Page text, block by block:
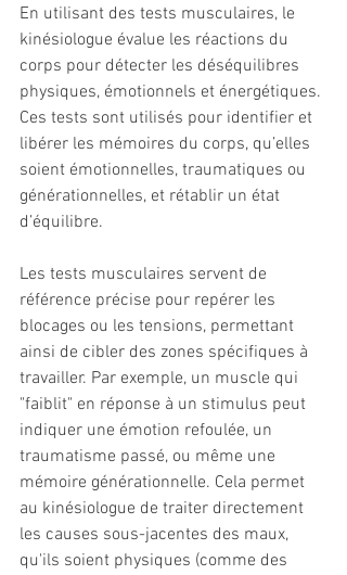
En utilisant des tests musculaires, le
kinésiologue évalue les réactions du
corps pour détecter les déséquilibres
physiques, émotionnels et énergétiques.
Ces tests sont utilisés pour identifier et
libérer les mémoires du corps, qu’elles
soient émotionnelles, traumatiques ou
générationnelles, et rétablir un état
d’équilibre.
Les tests musculaires servent de
référence précise pour repérer les
blocages ou les tensions, permettant
ainsi de cibler des zones spécifiques à
travailler. Par exemple, un muscle qui
"faiblit" en réponse à un stimulus peut
indiquer une émotion refoulée, un
traumatisme passé, ou même une
mémoire générationnelle. Cela permet
au kinésiologue de traiter directement
les causes sous-jacentes des maux,
qu'ils soient physiques (comme des